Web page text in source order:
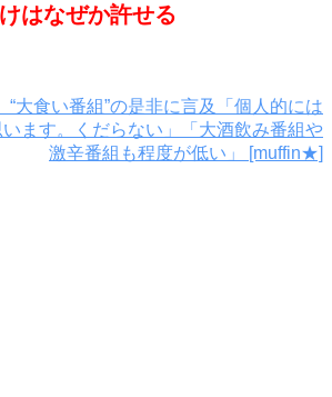
はなぜか許せる
大食い番組”の是非に言及「個人的には
ます。くだらない」「大酒飲み番組や
激辛番組も程度が低い」 [muffin★]